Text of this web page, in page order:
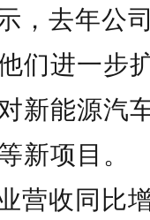
，去年公
们进一步
新能源汽
新项目。
营收同比